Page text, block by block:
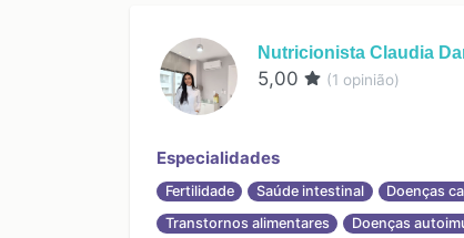
Nutricionista Claudia
5,00 (1 opinião)
Especialidades
Fertilidade Saúde intestinal Doenças
Transtornos alimentares
Doenças